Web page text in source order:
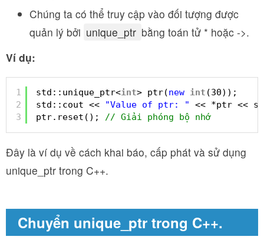
Chúng ta có thể truy cập vào đối tượng được
quản lý bởi unique_ptr bằng toán tử * hoặc ->.
Ví dụ:
1
2
3
std::unique_ptr<int> ptr(new int (30));
std::cout <<
"Value of ptr: "
<< *ptr <<
ptr.reset(); // Giải phóng bộ nhớ
Đây là ví dụ về cách khai báo, cấp phát và sử dụng
unique_ptr trong C++.
Chuyển unique_ptr trong C++.